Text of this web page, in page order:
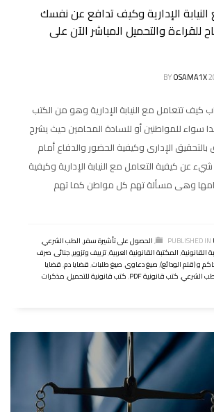
الإدارية وكيف تدافع عن نفسك
للقراءة والتحميل المباشر الآن على
BYOSAMA1X
كيف تتعامل مع النيابة الإدارية وهو من الكتب
سواء للمواطنين أو للسادة المحامين حيث يشرح
الإدارى وكيفية الحضور والدفاع أمام
شيء عن كيفية التعامل مع النيابة الإدارية وكيفية
وهى مسألة تهم كل مواطن كما تهم
PUBLISHED IN
,الحصول على تأشيرة سفر,الطب الشرعي,
القانونية,المكتبة القانونية العربية,تزييف وتزوير,جنائى,صرف
و (قلم الودائع),صيغ دعاوى,صيغ طلبات,قضايا دم,قضايا
الشرعي,كتب قانونية PDF ,كتب قانونية للتحميل,مذكرات